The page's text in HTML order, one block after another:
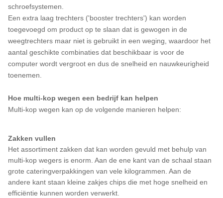
schroefsystemen.
Een extra laag trechters ('booster trechters') kan worden
toegevoegd om product op te slaan dat is gewogen in de
weegtrechters maar niet is gebruikt in een weging, waardoor het
aantal geschikte combinaties dat beschikbaar is voor de
computer wordt vergroot en dus de snelheid en nauwkeurigheid
toenemen.
Hoe multi-kop wegen een bedrijf kan helpen
Multi-kop wegen kan op de volgende manieren helpen:
Zakken vullen
Het assortiment zakken dat kan worden gevuld met behulp van
multi-kop wegers is enorm. Aan de ene kant van de schaal staan
grote cateringverpakkingen van vele kilogrammen. Aan de
andere kant staan kleine zakjes chips die met hoge snelheid en
efficiëntie kunnen worden verwerkt.